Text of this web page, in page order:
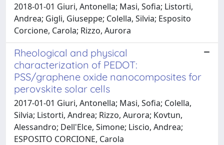
2018-01-01 Giuri, Antonella; Masi, Sofia; Listorti,
Andrea; Gigli, Giuseppe; Colella, Silvia; Esposito
Corcione, Carola; Rizzo, Aurora
Rheological and physical
characterization of PEDOT:
PSS/graphene oxide nanocomposites for
perovskite solar cells
2017-01-01 Giuri, Antonella; Masi, Sofia; Colella,
Silvia; Listorti, Andrea; Rizzo, Aurora; Kovtun,
Alessandro; Dell'Elce, Simone; Liscio, Andrea;
ESPOSITO CORCIONE, Carola